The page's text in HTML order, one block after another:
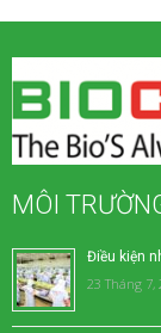
MÔI
Điều kiện
23 Tháng 7,